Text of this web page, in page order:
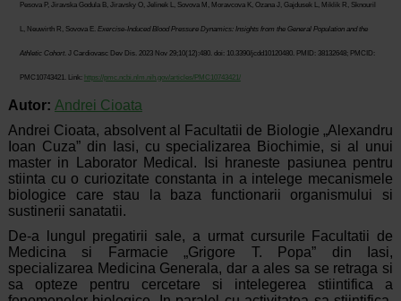
Pesova P, Jiravska Godula B, Jiravsky O, Jelinek L, Sovova M, Moravcova K, Ozana J, Gajdusek L, Miklik R, Sknouril
L, Neuwirth R, Sovova E. Exercise-Induced Blood Pressure Dynamics: Insights from the General Population and the
Athletic Cohort. J Cardiovasc Dev Dis. 2023 Nov 29;10(12):480. doi: 10.3390/jcdd10120480. PMID: 38132648; PMCID:
PMC10743421. Link: https://pmc.ncbi.nlm.nih.gov/articles/PMC10743421/
Autor: Andrei Cioata
Andrei Cioata, absolvent al Facultatii de Biologie „Alexandru
Ioan Cuza” din Iasi, cu specializarea Biochimie, si al unui
master in Laborator Medical. Isi hraneste pasiunea pentru
stiinta cu o curiozitate constanta in a intelege mecanismele
biologice care stau la baza functionarii organismului si
sustinerii sanatatii.
De-a lungul pregatirii sale, a urmat cursurile Facultatii de
Medicina si Farmacie „Grigore T. Popa” din Iasi,
specializarea Medicina Generala, dar a ales sa se retraga si
sa opteze pentru cercetare si intelegerea stiintifica a